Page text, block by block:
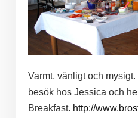
Varmt, vänligt och
besök hos Jessica och
Breakfast. http://